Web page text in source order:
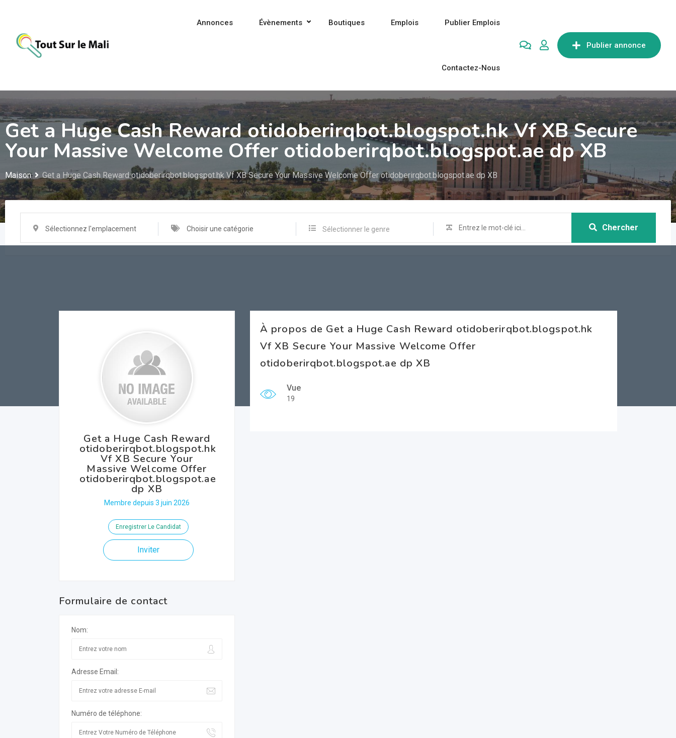
contenu
Publier annonce
Annonces Évènements Boutiques Emplois Publier Emplois
Contactez-Nous
Get a Huge Cash Reward otidoberirqbot.blogspot.hk Vf XB Secure
Your Massive Welcome Offer otidoberirqbot.blogspot.ae dp XB
Maison Get a Huge Cash Reward otidoberirqbot.blogspot.hk Vf XB Secure Your Massive Welcome Offer otidoberirqbot.blogspot.ae dp XB
Sélectionnez l'emplacement Choisir une catégorie Sélectionner le genre Chercher
Get a Huge Cash Reward
otidoberirqbot.blogspot.hk
Vf XB Secure Your
Massive Welcome Offer
otidoberirqbot.blogspot.ae
dp XB
Membre depuis 3 juin 2026
Enregistrer Le Candidat
Inviter
Formulaire de contact
Nom:
Adresse Email:
Numéro de téléphone:
À propos de Get a Huge Cash Reward otidoberirqbot.blogspot.hk
Vf XB Secure Your Massive Welcome Offer
otidoberirqbot.blogspot.ae dp XB
Vue
19